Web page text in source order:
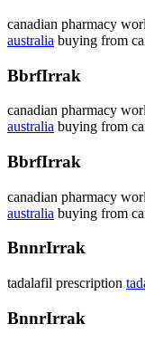
canadian pharmacy
australia buying from
BbrfIrrak
canadian pharmacy
australia buying from
BbrfIrrak
canadian pharmacy
australia buying from
BnnrIrrak
tadalafil prescription
BnnrIrrak